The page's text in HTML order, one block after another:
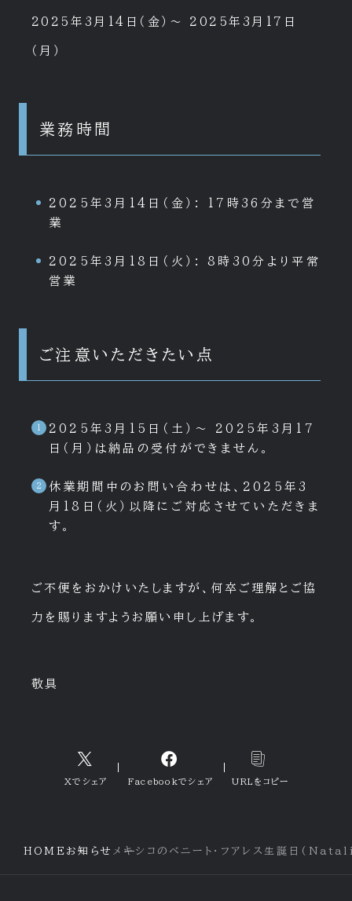
2025年3月14日（金）～ 2025年3月17日
（月）
業務時間
2025年3月14日（金）: 17時36分まで営
業
2025年3月18日（火）: 8時30分より平常
営業
ご注意いただきたい点
2025年3月15日（土）～ 2025年3月17
日（月）は納品の受付ができません。
休業期間中のお問い合わせは、2025年3
月18日（火）以降にご対応させていただきま
す。
ご不便をおかけいたしますが、何卒ご理解とご協
力を賜りますようお願い申し上げます。
敬具
Xでシェア Facebookでシェア URLをコピー
HOME お知らせ メキシコのベニート・フアレス生誕日